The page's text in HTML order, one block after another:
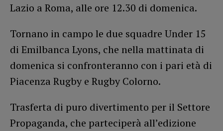
Lazio a Roma, alle ore 12.30 di domenica.
Tornano in campo le due squadre Under 15
di Emilbanca Lyons, che nella mattinata di
domenica si confronteranno con i pari età di
Piacenza Rugby e Rugby Colorno.
Trasferta di puro divertimento per il Settore
Propaganda, che parteciperà all’edizione